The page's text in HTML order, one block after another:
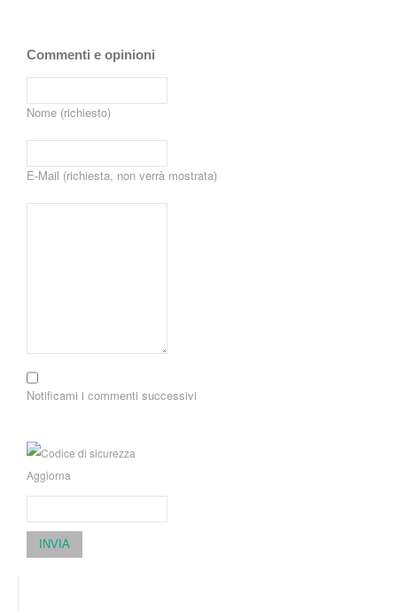
Commenti e opinioni
Nome (richiesto)
E-Mail (richiesta, non verrà mostrata)
Notificami i commenti successivi
Aggiorna
INVIA